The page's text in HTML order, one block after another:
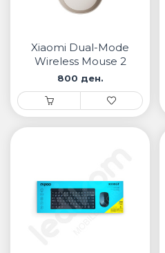
Xiaomi Dual-Mode
Wireless Mouse 2
800 ден.
ПАМЕТНИ УРЕДИ ЗА
ПРОЕКТОРИ